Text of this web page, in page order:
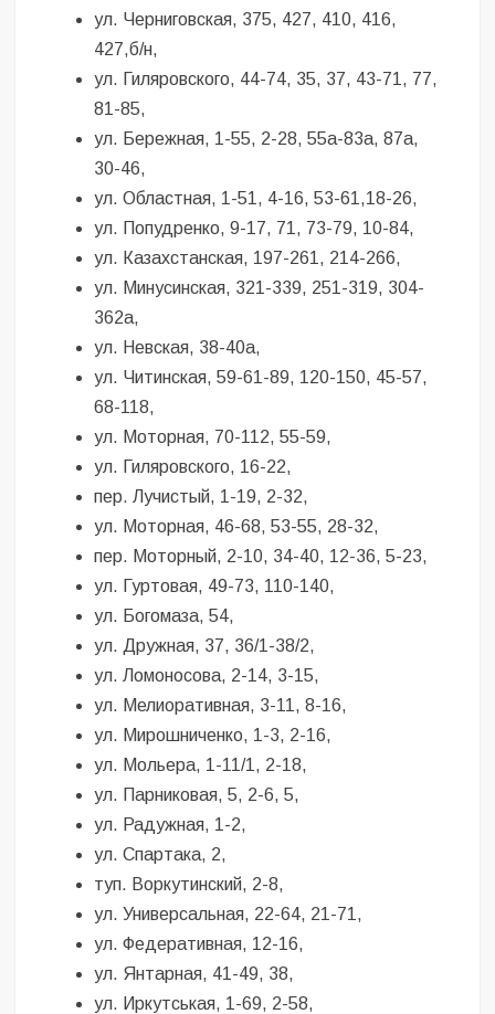
ул. Черниговская, 375, 427, 410, 416,
427,б/н,
ул. Гиляровского, 44-74, 35, 37, 43-71, 77,
81-85,
ул. Бережная, 1-55, 2-28, 55а-83а, 87а,
30-46,
ул. Областная, 1-51, 4-16, 53-61,18-26,
ул. Попудренко, 9-17, 71, 73-79, 10-84,
ул. Казахстанская, 197-261, 214-266,
ул. Минусинская, 321-339, 251-319, 304-
362а,
ул. Невская, 38-40а,
ул. Читинская, 59-61-89, 120-150, 45-57,
68-118,
ул. Моторная, 70-112, 55-59,
ул. Гиляровского, 16-22,
пер. Лучистый, 1-19, 2-32,
ул. Моторная, 46-68, 53-55, 28-32,
пер. Моторный, 2-10, 34-40, 12-36, 5-23,
ул. Гуртовая, 49-73, 110-140,
ул. Богомаза, 54,
ул. Дружная, 37, 36/1-38/2,
ул. Ломоносова, 2-14, 3-15,
ул. Мелиоративная, 3-11, 8-16,
ул. Мирошниченко, 1-3, 2-16,
ул. Мольера, 1-11/1, 2-18,
ул. Парниковая, 5, 2-6, 5,
ул. Радужная, 1-2,
ул. Спартака, 2,
туп. Воркутинский, 2-8,
ул. Универсальная, 22-64, 21-71,
ул. Федеративная, 12-16,
ул. Янтарная, 41-49, 38,
ул. Иркутськая, 1-69, 2-58,